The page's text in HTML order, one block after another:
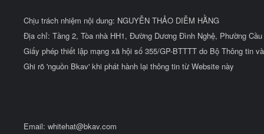
Chịu trách nhiệm nội dung: NGUYỄN THẢO DIỄM HẰNG
Địa chỉ: Tầng 2, Tòa nhà HH1, Đường Dương Đình Nghệ, Phường
Giấy phép thiết lập mạng xã hội số 355/GP-BTTTT do Bộ Thông tin
Ghi rõ 'nguồn Bkav' khi phát hành lại thông tin từ Website này
Email: whitehat@bkav.com